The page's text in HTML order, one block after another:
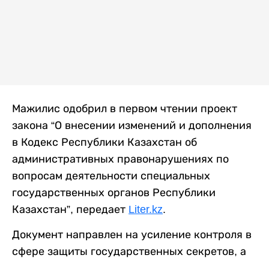
Мажилис одобрил в первом чтении проект
закона “О внесении изменений и дополнения
в Кодекс Республики Казахстан об
административных правонарушениях по
вопросам деятельности специальных
государственных органов Республики
Казахстан”, передает Liter.kz.
Документ направлен на усиление контроля в
сфере защиты государственных секретов, а